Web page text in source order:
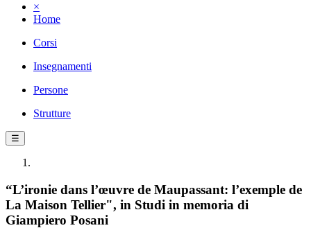
×
Home
Corsi
Insegnamenti
Persone
Strutture
☰
“L’ironie dans l’œuvre de Maupassant: l’exemple de
La Maison Tellier", in Studi in memoria di
Giampiero Posani